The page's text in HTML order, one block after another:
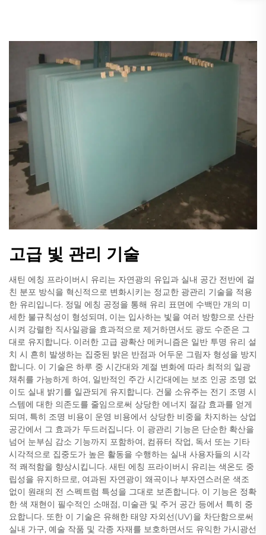
고급 빛 관리 기술
새틴 에칭 프라이버시 유리는 자연광의 유입과 실내 공간 전반에 걸
친 분포 방식을 혁신적으로 변화시키는 정교한 광관리 기술을 적용
한 유리입니다. 정밀 에칭 공정을 통해 유리 표면에 수백만 개의 미
세한 불규칙성이 형성되며, 이는 입사하는 빛을 여러 방향으로 산란
시켜 강렬한 직사일광을 효과적으로 제거하면서도 광도 수준은 그
대로 유지합니다. 이러한 고급 광확산 메커니즘은 일반 투명 유리 설
치 시 흔히 발생하는 집중된 밝은 반점과 어두운 그림자 형성을 방지
합니다. 이 기술은 하루 중 시간대와 계절 변화에 따라 최적의 일광
채취를 가능하게 하여, 일반적인 주간 시간대에는 보조 인공 조명 없
이도 실내 밝기를 일관되게 유지합니다. 건물 소유주는 전기 조명 시
스템에 대한 의존도를 줄임으로써 상당한 에너지 절감 효과를 얻게
되며, 특히 조명 비용이 운영 비용에서 상당한 비중을 차지하는 상업
공간에서 그 효과가 두드러집니다. 이 광관리 기능은 단순한 확산을
넘어 눈부심 감소 기능까지 포함하여, 컴퓨터 작업, 독서 또는 기타
시각적으로 집중도가 높은 활동을 수행하는 실내 사용자들의 시각
적 쾌적함을 향상시킵니다. 새틴 에칭 프라이버시 유리는 색온도 중
립성을 유지하므로, 여과된 자연광이 왜곡이나 부자연스러운 색조
없이 원래의 전 스펙트럼 특성을 그대로 보존합니다. 이 기능은 정확
한 색 재현이 필수적인 소매점, 미술관 및 주거 공간 등에서 특히 중
요합니다. 또한 이 기술은 유해한 태양 자외선(UV)을 차단함으로써
실내 가구, 예술 작품 및 각종 자재를 보호하면서도 유익한 가시광선